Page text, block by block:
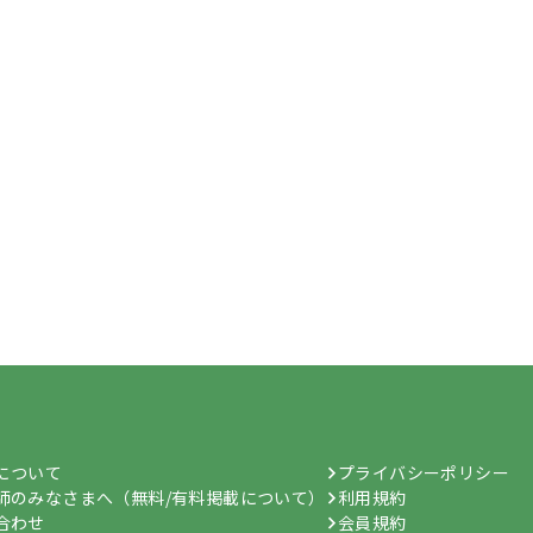
ついて
のみなさまへ（無料/有料掲載について）
わせ
プライバシーポリシー
利用規約
会員規約